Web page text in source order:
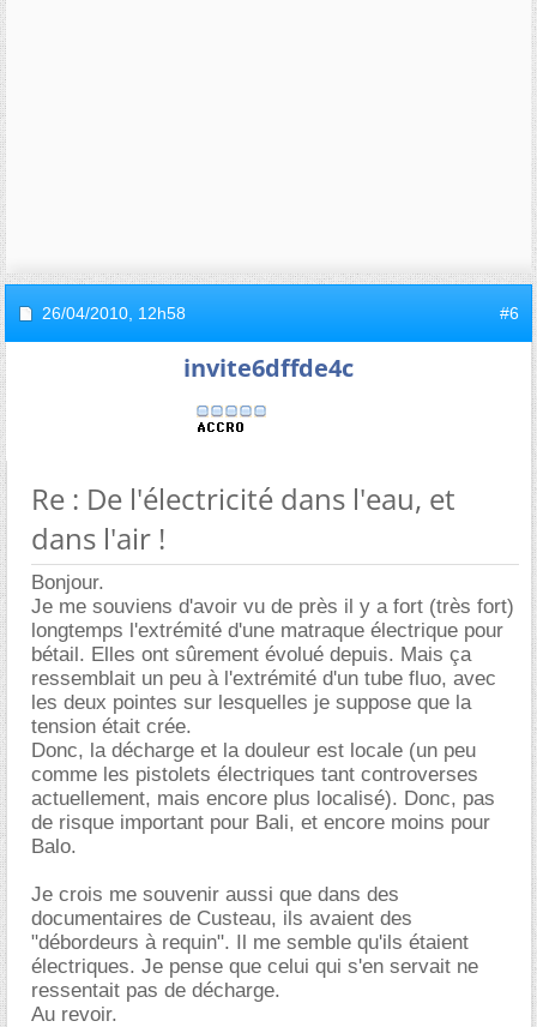
26/04/2010, 12h58 #6
invite6dffde4c
Re : De l'électricité dans l'eau, et
dans l'air !
Bonjour.
Je me souviens d'avoir vu de près il y a fort (très fort)
longtemps l'extrémité d'une matraque électrique pour
bétail. Elles ont sûrement évolué depuis. Mais ça
ressemblait un peu à l'extrémité d'un tube fluo, avec
les deux pointes sur lesquelles je suppose que la
tension était crée.
Donc, la décharge et la douleur est locale (un peu
comme les pistolets électriques tant controverses
actuellement, mais encore plus localisé). Donc, pas
de risque important pour Bali, et encore moins pour
Balo.
Je crois me souvenir aussi que dans des
documentaires de Custeau, ils avaient des
"débordeurs à requin". Il me semble qu'ils étaient
électriques. Je pense que celui qui s'en servait ne
ressentait pas de décharge.
Au revoir.